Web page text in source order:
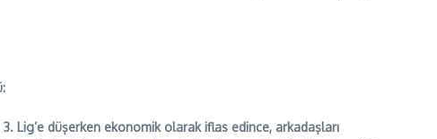
3. Lig’e düşerken ekonomik olarak iflas edince, arkadaşları